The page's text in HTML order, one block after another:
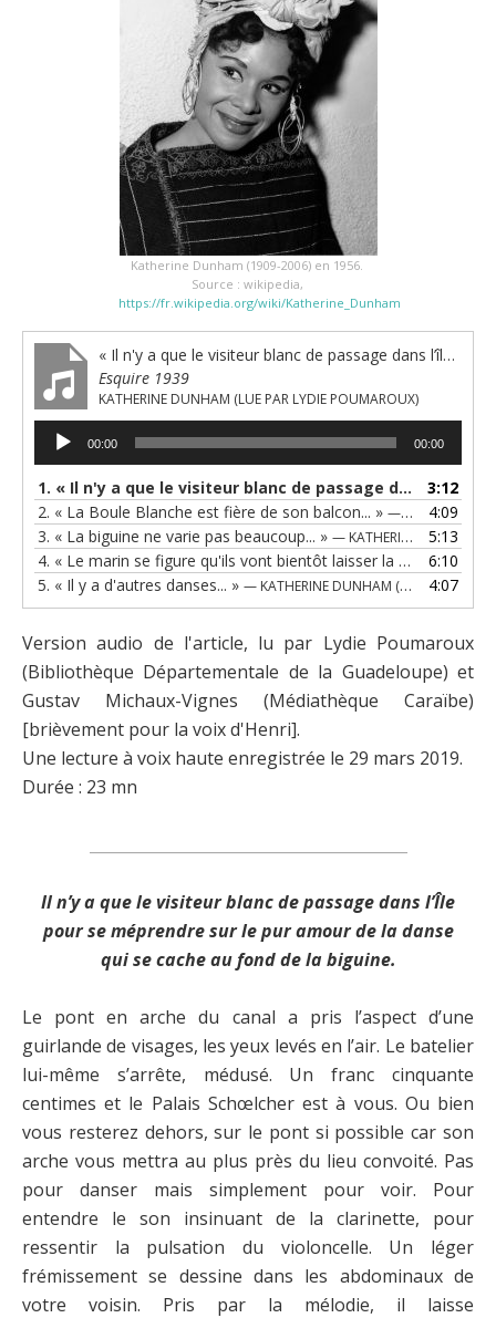
Katherine Dunham (1909-2006) en 1956.
Source : wikipedia,
https://fr.wikipedia.org/wiki/Katherine_Dunham
« Il n'y a que le visiteur blanc de passage dans l’île... »
Esquire 1939
KATHERINE DUNHAM (LUE PAR LYDIE POUMAROUX)
Lecteur
audio
00:00 00:00
1. « Il n'y a que le visiteur blanc de passage dans l’île... »
3:12
2. « La Boule Blanche est fière de son balcon... » — KATHERINE DUNHAM (LUE PAR LYDIE POUMAROUX)
4:09
3. « La biguine ne varie pas beaucoup... » — KATHERINE DUNHAM (LUE PAR LYDIE POUMAROUX)
5:13
4. « Le marin se figure qu'ils vont bientôt laisser la piste... »
6:10
5. « Il y a d'autres danses... » — KATHERINE DUNHAM (LUE PAR LYDIE POUMAROUX) 4:07
Version audio de l'article, lu par Lydie Poumaroux
(Bibliothèque Départementale de la Guadeloupe) et
Gustav Michaux-Vignes (Médiathèque Caraïbe)
[brièvement pour la voix d'Henri].
Une lecture à voix haute enregistrée le 29 mars 2019.
Durée : 23 mn
Il n’y a que le visiteur blanc de passage dans l’Île
pour se méprendre sur le pur amour de la danse
qui se cache au fond de la biguine.
Le pont en arche du canal a pris l’aspect d’une
guirlande de visages, les yeux levés en l’air. Le batelier
lui-même s’arrête, médusé. Un franc cinquante
centimes et le Palais Schœlcher est à vous. Ou bien
vous resterez dehors, sur le pont si possible car son
arche vous mettra au plus près du lieu convoité. Pas
pour danser mais simplement pour voir. Pour
entendre le son insinuant de la clarinette, pour
ressentir la pulsation du violoncelle. Un léger
frémissement se dessine dans les abdominaux de
votre voisin. Pris par la mélodie, il laisse